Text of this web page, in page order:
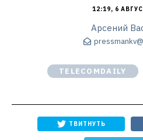
12:19, 6
Арсений
TELECOMDAILY
ТВИТНУТЬ